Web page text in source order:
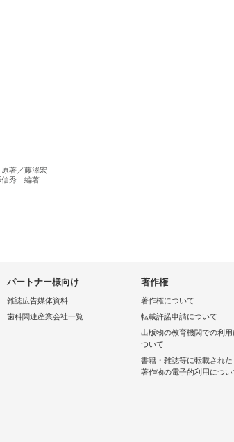
著／藤澤宏
信秀 編著
パートナー様向け
雑誌広告媒体資料
歯科関連産業会社一覧
著作権
著作権について
転載許諾申請について
出版物の教育機関での利用
ついて
書籍・雑誌等に転載された
著作物の電子的利用につい